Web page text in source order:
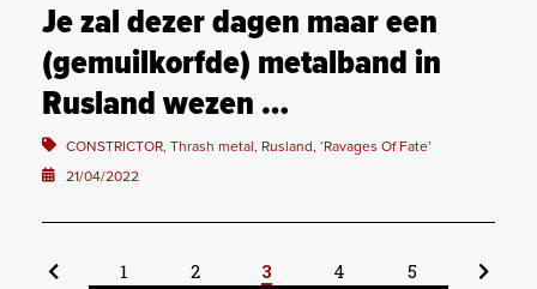
Je zal dezer dagen maar een
(gemuilkorfde) metalband in
Rusland wezen …
CONSTRICTOR, Thrash metal, Rusland, ‘Ravages Of Fate’
21/04/2022
1 2 3 4 5